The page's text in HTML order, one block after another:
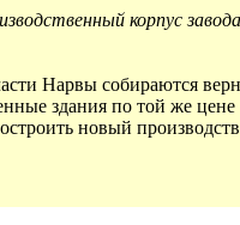
корпус
Нарвы собираются
здания по той же
новый